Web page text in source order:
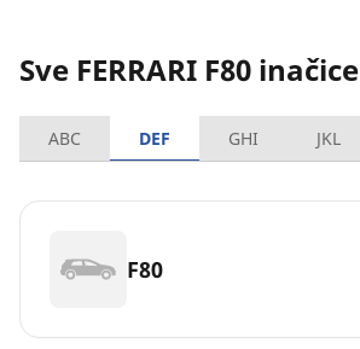
Sve FERRARI F80 inačice
ABC DEF GHI JKL
F80